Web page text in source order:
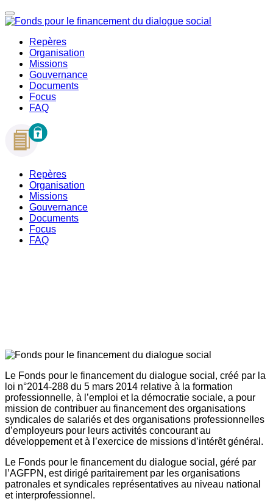
Repères
Organisation
Missions
Gouvernance
Documents
Focus
FAQ
Repères
Organisation
Missions
Gouvernance
Documents
Focus
FAQ
Le Fonds pour le financement du dialogue social, créé par la
loi n°2014-288 du 5 mars 2014 relative à la formation
professionnelle, à l’emploi et la démocratie sociale, a pour
mission de contribuer au financement des organisations
syndicales de salariés et des organisations professionnelles
d’employeurs pour leurs activités concourant au
développement et à l’exercice de missions d’intérêt général.
Le Fonds pour le financement du dialogue social, géré par
l’AGFPN, est dirigé paritairement par les organisations
patronales et syndicales représentatives au niveau national
et interprofessionnel.